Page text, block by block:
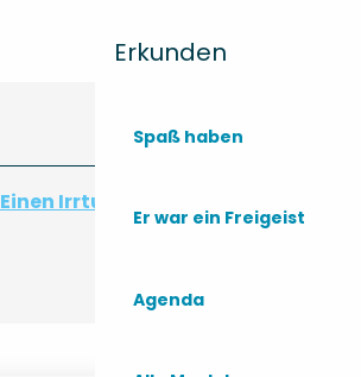
Erkunden
Spaß haben
Er war ein Freigeist
Agenda
Einen Irrtum angeben